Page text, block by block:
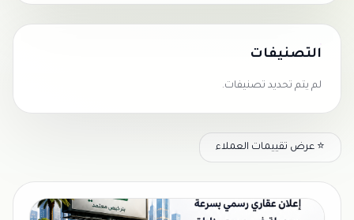
التصنيفات
لم يتم تحديد تصنيفات.
⭐ عرض تقييمات العملاء